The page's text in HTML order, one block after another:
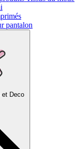
pantalon
et Deco